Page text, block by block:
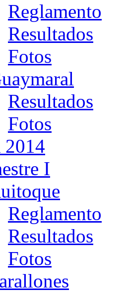
Reglamento
Resultados
Fotos
Resultados
Fotos
I
Reglamento
Resultados
Fotos